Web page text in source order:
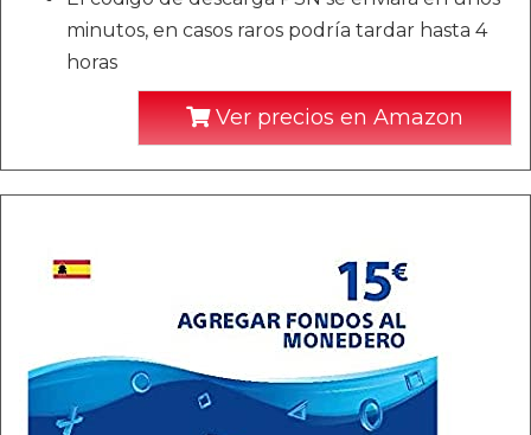
minutos, en casos raros podría tardar hasta 4
horas
Ver precios en Amazon